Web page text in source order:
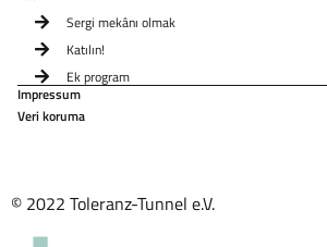
Sergi mekânı olmak
Katılın!
Ek program
Impressum
Veri koruma
© 2022 Toleranz-Tunnel e.V.